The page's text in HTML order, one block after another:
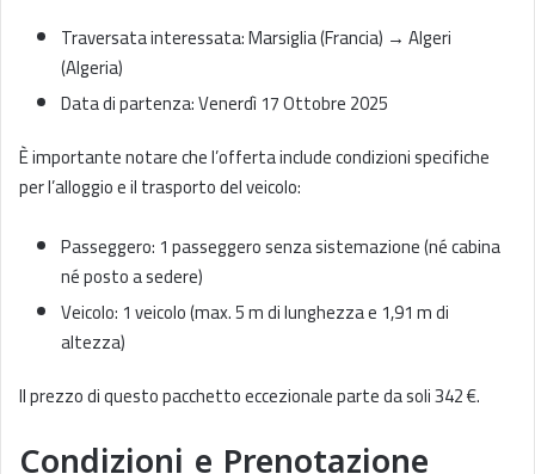
Traversata interessata: Marsiglia (Francia) → Algeri
(Algeria)
Data di partenza: Venerdì 17 Ottobre 2025
È importante notare che l’offerta include condizioni specifiche
per l’alloggio e il trasporto del veicolo:
Passeggero: 1 passeggero senza sistemazione (né cabina
né posto a sedere)
Veicolo: 1 veicolo (max. 5 m di lunghezza e 1,91 m di
altezza)
Il prezzo di questo pacchetto eccezionale parte da soli 342 €.